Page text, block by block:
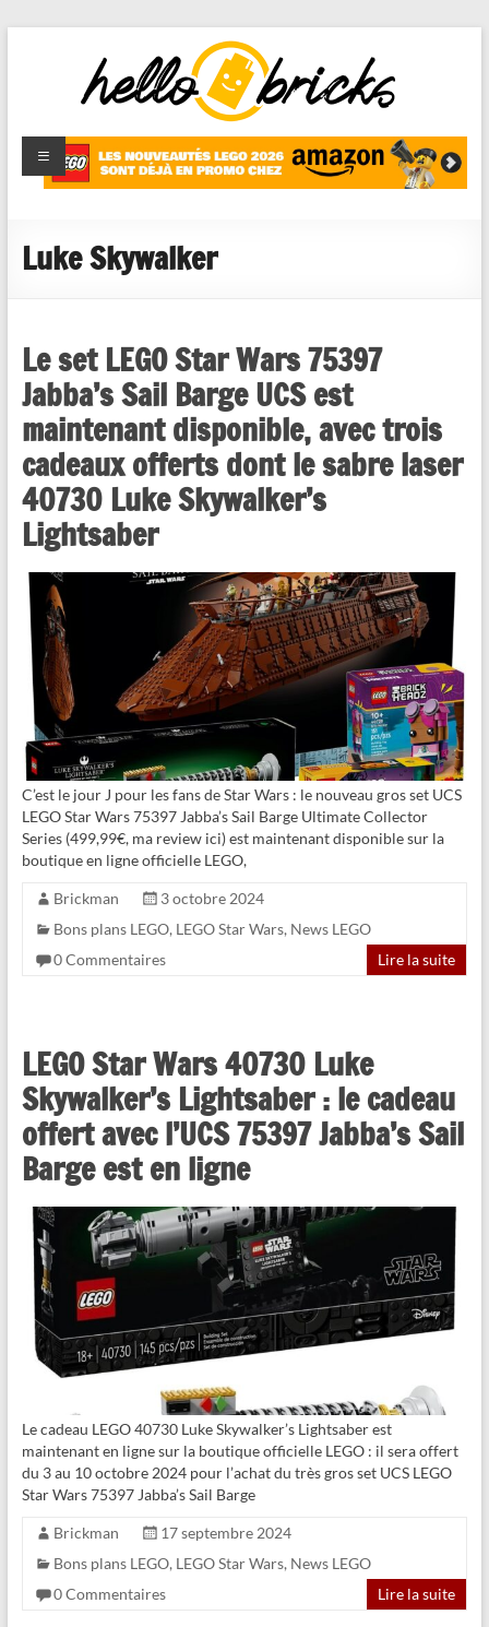
HelloBricks
Blog LEGO,
nouveaut�s
reviews
Luke Skywalker
Le set LEGO Star Wars 75397
Jabba’s Sail Barge UCS est
maintenant disponible, avec trois
cadeaux offerts dont le sabre laser
40730 Luke Skywalker’s
Lightsaber
C’est le jour J pour les fans de Star Wars : le nouveau gros set UCS
LEGO Star Wars 75397 Jabba’s Sail Barge Ultimate Collector
Series (499,99€, ma review ici) est maintenant disponible sur la
boutique en ligne officielle LEGO,
Brickman
3 octobre 2024
Bons plans LEGO, LEGO Star Wars, News LEGO
0 Commentaires
Lire la suite
LEGO Star Wars 40730 Luke
Skywalker’s Lightsaber : le cadeau
offert avec l’UCS 75397 Jabba’s Sail
Barge est en ligne
Le cadeau LEGO 40730 Luke Skywalker’s Lightsaber est
maintenant en ligne sur la boutique officielle LEGO : il sera offert
du 3 au 10 octobre 2024 pour l’achat du très gros set UCS LEGO
Star Wars 75397 Jabba’s Sail Barge
Brickman
17 septembre 2024
Bons plans LEGO, LEGO Star Wars, News LEGO
0 Commentaires
Lire la suite